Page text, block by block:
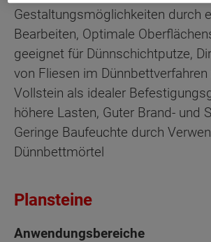
Gestaltungsmöglichkeiten durch
Bearbeiten, Optimale
geeignet für Dünnschichtputze,
von Fliesen im
Vollstein als idealer
höhere Lasten, Guter Brand- und
Geringe Baufeuchte durch
Dünnbettmörtel
Plansteine
Anwendungsbereiche